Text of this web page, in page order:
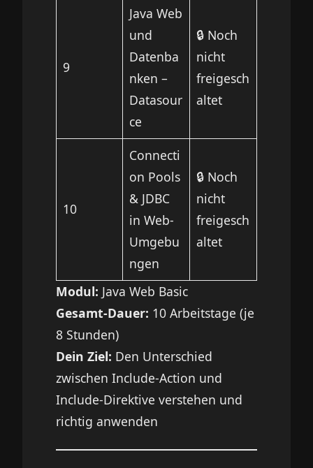
9
Java Web
und
Datenba
nken –
Datasour
ce
🔒 Noch
nicht
freigesch
altet
10
Connecti
on Pools
& JDBC
in Web-
Umgebu
ngen
🔒 Noch
nicht
freigesch
altet
Modul: Java Web Basic
Gesamt-Dauer: 10 Arbeitstage (je
8 Stunden)
Dein Ziel: Den Unterschied
zwischen Include-Action und
Include-Direktive verstehen und
richtig anwenden